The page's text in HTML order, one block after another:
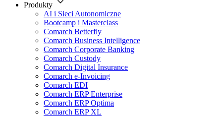
Produkty
AI i Sieci Autonomiczne
Bootcamp i Masterclass
Comarch Betterfly
Comarch Business Intelligence
Comarch Corporate Banking
Comarch Custody
Comarch Digital Insurance
Comarch e-Invoicing
Comarch EDI
Comarch ERP Enterprise
Comarch ERP Optima
Comarch ERP XL